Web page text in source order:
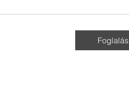
Foglalás